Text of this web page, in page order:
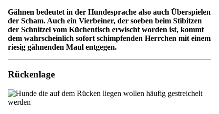
Gähnen bedeutet in der Hundesprache also auch Überspielen
der Scham. Auch ein Vierbeiner, der soeben beim Stibitzen
der Schnitzel vom Küchentisch erwischt worden ist, kommt
dem wahrscheinlich sofort schimpfenden Herrchen mit einem
riesig gähnenden Maul entgegen.
Rückenlage